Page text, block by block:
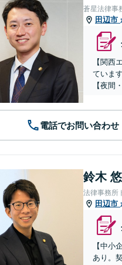
蒼星法律事
田辺市
【関西
ていま
【夜間
電話でお問い合わせ
鈴木
法律事務所
田辺市
【中小
あり。